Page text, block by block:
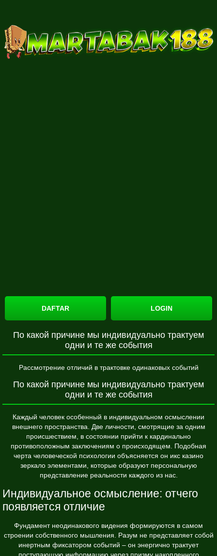
DAFTAR LOGIN
По какой причине мы индивидуально трактуем
одни и те же события
Рассмотрение отличий в трактовке одинаковых событий
По какой причине мы индивидуально трактуем
одни и те же события
Каждый человек особенный в индивидуальном осмыслении
внешнего пространства. Две личности, смотрящие за одним
происшествием, в состоянии прийти к кардинально
противоположным заключениям о происходящем. Подобная
черта человеческой психологии объясняется он икс казино
зеркалоэлементами, которые образуют персональную
представление реальности каждого из нас.
Индивидуальное осмысление: отчего
появляется отличие
Фундамент неодинакового видения формируются в самом
строении собственного мышления. Разум не представляет собой
инертным фиксатором событий – он энергично трактует